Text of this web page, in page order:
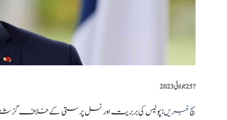
?️25 جولائی 2023
سچ خبریں:پولیس کی بربریت اور نسل پرستی کے خلاف